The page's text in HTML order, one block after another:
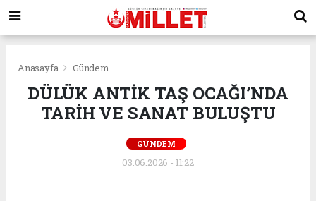
Anasayfa Gündem
DÜLÜK ANTİK TAŞ OCAĞI’NDA
TARİH VE SANAT BULUŞTU
GÜNDEM
03.06.2026 - 11:22